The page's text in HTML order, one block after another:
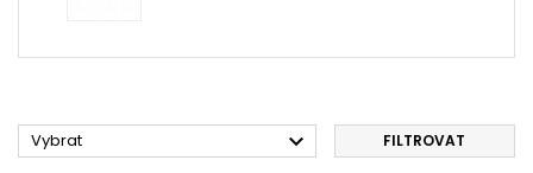
Vybrat  FILTROVAT